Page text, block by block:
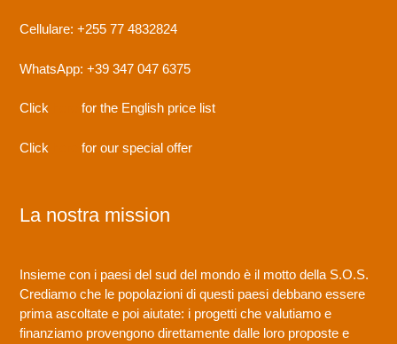
Cellulare: +255 77 4832824
WhatsApp: +39 347 047 6375
Click for the English price list
Click for our special offer
La nostra mission
Insieme con i paesi del sud del mondo è il motto della S.O.S.
Crediamo che le popolazioni di questi paesi debbano essere
prima ascoltate e poi aiutate: i progetti che valutiamo e
finanziamo provengono direttamente dalle loro proposte e